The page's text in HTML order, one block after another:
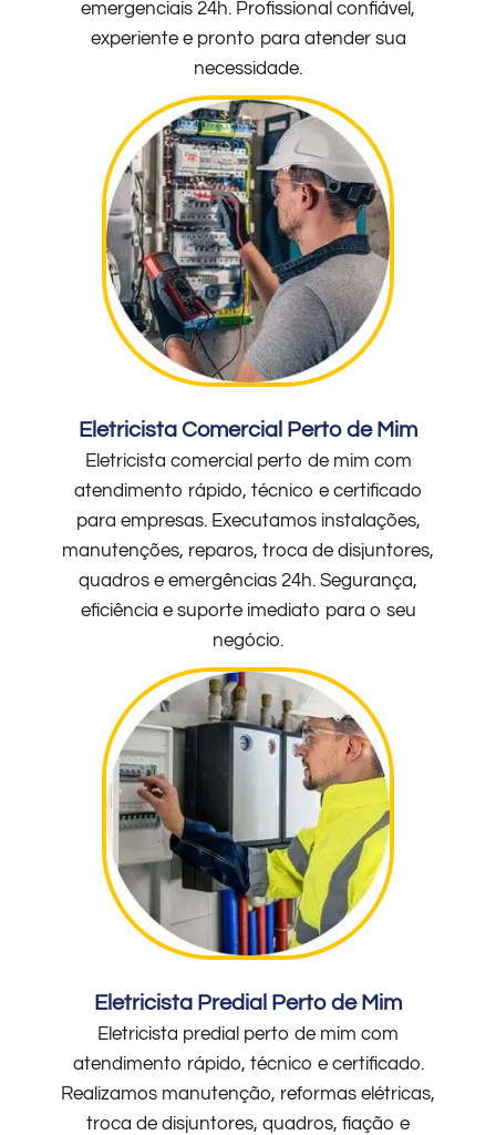
emergenciais 24h. Profissional confiável,
experiente e pronto para atender sua
necessidade.
Eletricista Comercial Perto de Mim
Eletricista comercial perto de mim com
atendimento rápido, técnico e certificado
para empresas. Executamos instalações,
manutenções, reparos, troca de disjuntores,
quadros e emergências 24h. Segurança,
eficiência e suporte imediato para o seu
negócio.
Eletricista Predial Perto de Mim
Eletricista predial perto de mim com
atendimento rápido, técnico e certificado.
Realizamos manutenção, reformas elétricas,
troca de disjuntores, quadros, fiação e